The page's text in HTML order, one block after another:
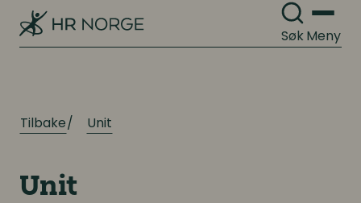
SøkMeny
Personalpolitikk
Digitalisering
Lønn og ytelser
Lønn og ytelser
Lønnsoppgjøret og tariff
Digitalisering
Tilbake Unit
Unit